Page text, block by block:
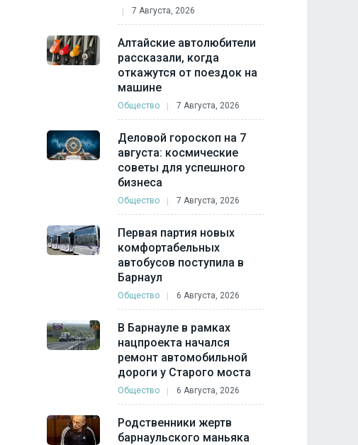
7 Августа, 2026
Алтайские автолюбители
рассказали, когда
откажутся от поездок на
машине
Общество 7 Августа, 2026
Деловой гороскоп на 7
августа: космические
советы для успешного
бизнеса
Общество 7 Августа, 2026
Первая партия новых
комфортабельных
автобусов поступила в
Барнаул
Общество 6 Августа, 2026
В Барнауле в рамках
нацпроекта начался
ремонт автомобильной
дороги у Старого моста
Общество 6 Августа, 2026
Родственники жертв
барнаульского маньяка